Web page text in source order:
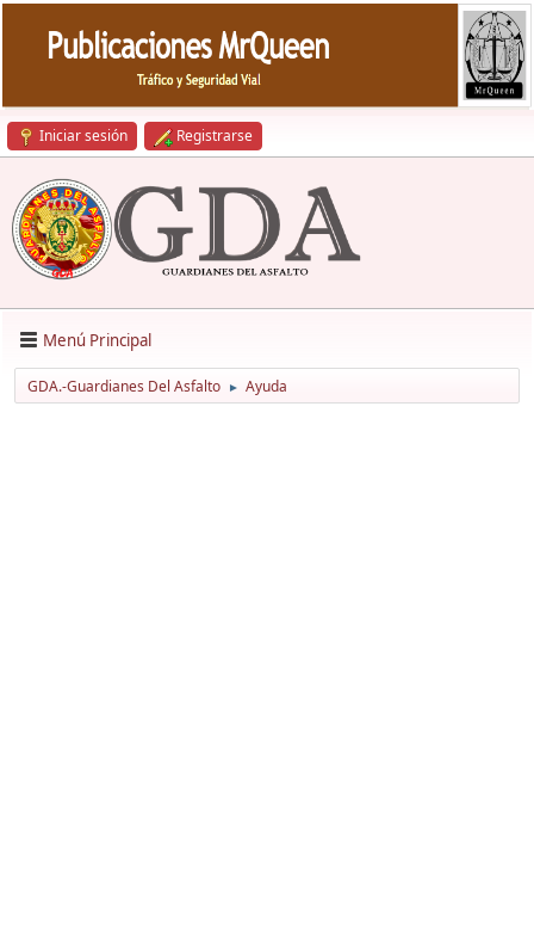
Iniciar sesión Registrarse
Menú Principal
GDA.-Guardianes Del Asfalto ► Ayuda